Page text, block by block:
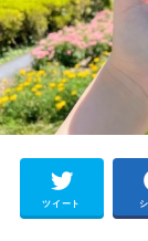
ツイート